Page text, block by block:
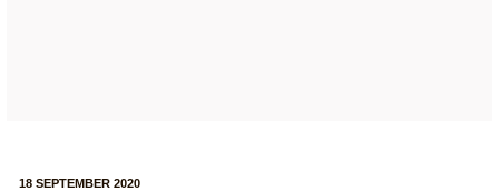
18 SEPTEMBER 2020